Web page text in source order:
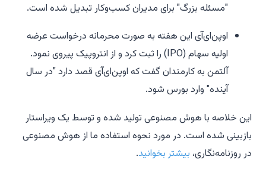
"مسئله بزرگ" برای مدیران کسب‌وکار تبدیل شده است.
اوپن‌ای‌آی این هفته به صورت محرمانه درخواست عرضه
اولیه سهام (IPO) را ثبت کرد و از انتروپیک پیروی نمود.
آلتمن به کارمندان گفت که اوپن‌ای‌آی قصد دارد "در سال
آینده" وارد بورس شود.
این خلاصه با هوش مصنوعی تولید شده و توسط یک ویراستار
بازبینی شده است. در مورد نحوه استفاده ما از هوش مصنوعی
در روزنامه‌نگاری، بیشتر بخوانید.